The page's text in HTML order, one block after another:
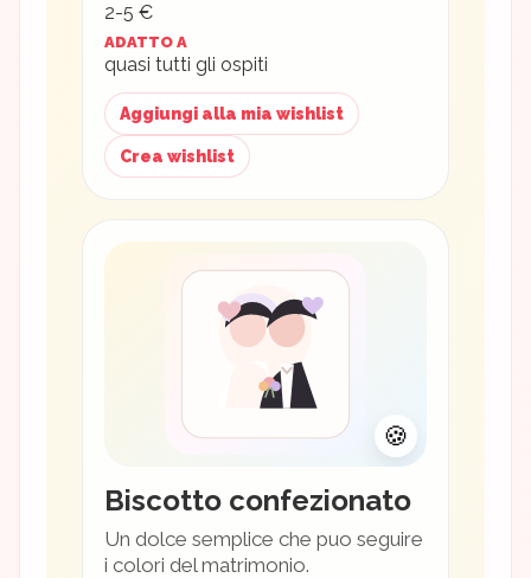
2-5 €
ADATTO A
quasi tutti gli ospiti
Aggiungi alla mia wishlist
Crea wishlist
🍪
Biscotto confezionato
Un dolce semplice che puo seguire
i colori del matrimonio.